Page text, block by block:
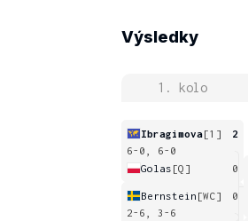
Výsledky
1. kolo
Ibragimova[1]
2
6-0, 6-0
Golas [Q] 0
Bernstein [WC]
0
2-6, 3-6